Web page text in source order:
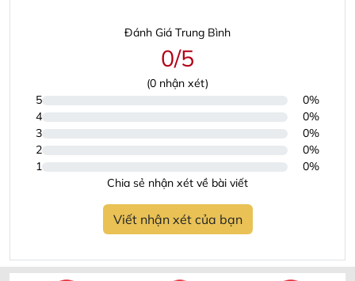
Đánh Giá Trung Bình
0/5
(0 nhận xét)
5
0%
4
0%
3
0%
2
0%
1
0%
Chia sẻ nhận xét về bài viết
Viết nhận xét của bạn